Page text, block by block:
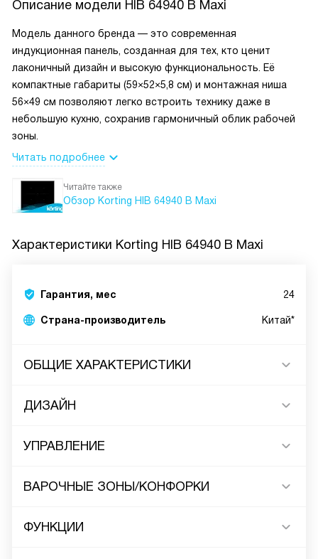
Описание модели HIB 64940 B Maxi
Модель данного бренда — это современная
индукционная панель, созданная для тех, кто ценит
лаконичный дизайн и высокую функциональность. Её
компактные габариты (59×52×5,8 см) и монтажная ниша
56×49 см позволяют легко встроить технику даже в
небольшую кухню, сохранив гармоничный облик рабочей
зоны.
Читать подробнее
Читайте также
Обзор Korting HIB 64940 B Maxi
Характеристики Korting HIB 64940 B Maxi
Гарантия, мес 24
Страна-производитель Китай*
ОБЩИЕ ХАРАКТЕРИСТИКИ
ДИЗАЙН
УПРАВЛЕНИЕ
ВАРОЧНЫЕ ЗОНЫ/КОНФОРКИ
ФУНКЦИИ